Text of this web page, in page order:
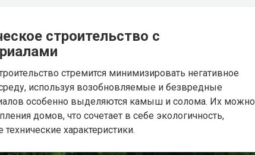
строительство с
стремится минимизировать негативное
используя возобновляемые и безвредные
особенно выделяются камыш и солома. Их можно
домов, что сочетает в себе экологичность,
характеристики.